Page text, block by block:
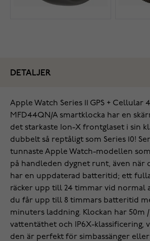
DETALJER
Apple Watch Series 11 GPS + Cellular
MFD44QN/A smartklocka har en
det starkaste Ion-X frontglaset i sin
dubbelt så reptåligt som Series 10!
tunnaste Apple Watch-modellen
på handleden dygnet runt, även när
har en uppdaterad batteritid; ett
räcker upp till 24 timmar vid normal
du får upp till 8 timmars batteritid
minuters laddning. Klockan har 50m
vattentäthet och IP6X-klassificering,
den är perfekt för simbassänger